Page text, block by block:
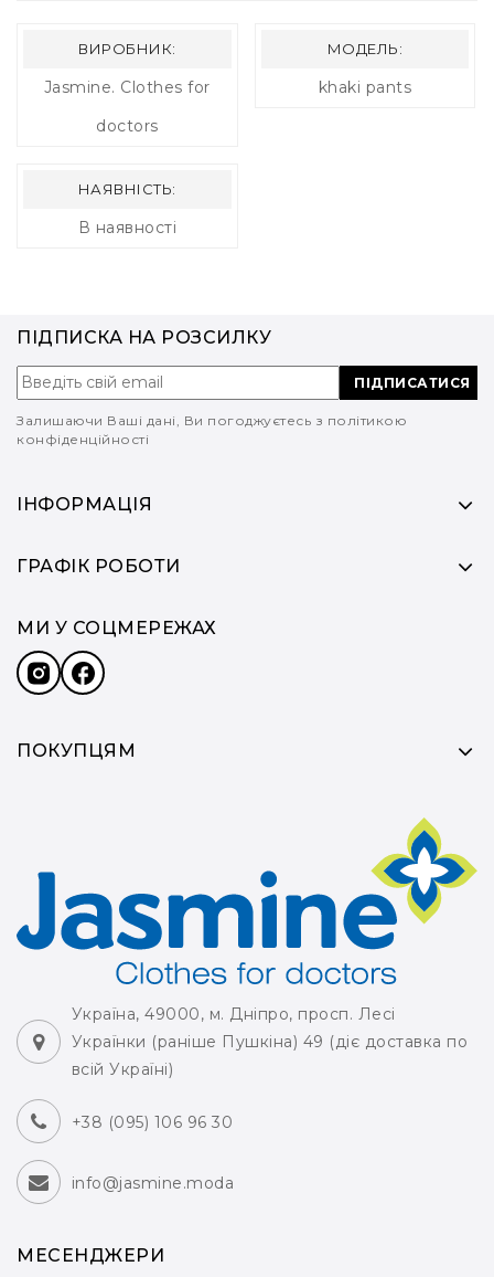
ВИРОБНИК:
Jasmine. Clothes for
doctors
МОДЕЛЬ:
khaki pants
НАЯВНІСТЬ:
В наявності
ІНФОРМАЦІЯ
ГРАФІК РОБОТИ
Україна, 49000, м. Дніпро, просп. Лесі
Українки (раніше Пушкіна) 49 (діє доставка по
всій Україні)
+38 (095) 106 96 30
info@jasmine.moda
ПОКУПЦЯМ
ПІДПИСКА НА РОЗСИЛКУ
ПІДПИСАТИСЯ
Залишаючи Ваші дані, Ви погоджуєтесь з політикою
конфіденційності
МИ У СОЦМЕРЕЖАХ
МЕСЕНДЖЕРИ